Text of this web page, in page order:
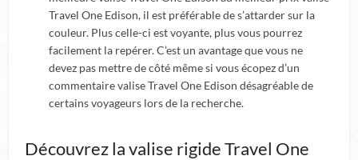
Travel One Edison, il est préférable de s’attarder sur la
couleur. Plus celle-ci est voyante, plus vous pourrez
facilement la repérer. C’est un avantage que vous ne
devez pas mettre de côté même si vous écopez d’un
commentaire valise Travel One Edison désagréable de
certains voyageurs lors de la recherche.
Découvrez la valise rigide Travel One